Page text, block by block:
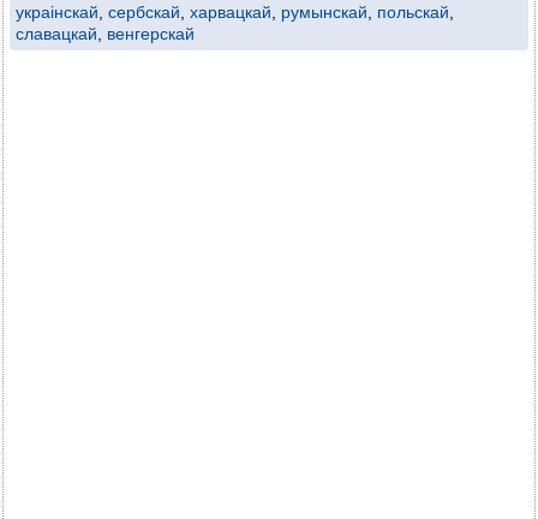
украінскай сербскай харвацкай румынскай польскай
славацкай
венгерскай